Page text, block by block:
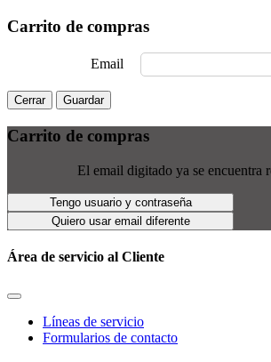
Carrito de compras
Email
Cerrar Guardar
Carrito de compras
El email digitado ya se encuentra
Tengo usuario y contraseña
Quiero usar email diferente
Área de servicio al Cliente
Líneas de servicio
Formularios de contacto